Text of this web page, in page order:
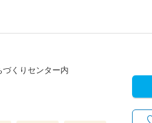
くりセンター内